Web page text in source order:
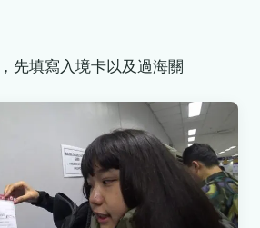
先填寫入境卡以及過海關